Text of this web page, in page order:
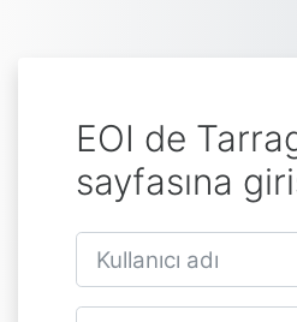
EOI de
sayfasına
Kullanıcı adı